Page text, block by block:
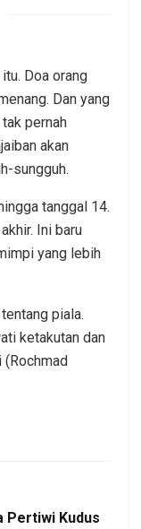
Doa orang
Dan yang
pernah
akan
sungguh.
tanggal 14.
Ini baru
yang lebih
piala.
ketakutan dan
Pertiwi Kudus